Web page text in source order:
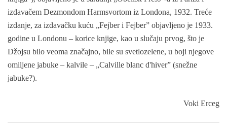
izdavačem Dezmondom Harmsvortom iz Londona, 1932. Treće
izdanje, za izdavačku kuću „Fejber i Fejber” objavljeno je 1933.
godine u Londonu – korice knjige, kao u slučaju prvog, što je
Džojsu bilo veoma značajno, bile su svetlozelene, u boji njegove
omiljene jabuke – kalvile – „Calville blanc d'hiver” (snežne
jabuke?).
Voki Erceg